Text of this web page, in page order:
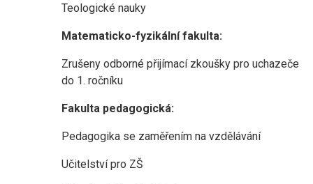
Teologické nauky
Matematicko-fyzikální fakulta:
Zrušeny odborné přijímací zkoušky pro uchazeče
do 1. ročníku
Fakulta pedagogická:
Pedagogika se zaměřením na vzdělávání
Učitelství pro ZŠ